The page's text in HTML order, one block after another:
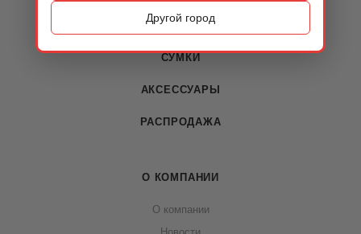
Другой город
ОБУВЬ
СУМКИ
АКСЕССУАРЫ
РАСПРОДАЖА
О КОМПАНИИ
О компании